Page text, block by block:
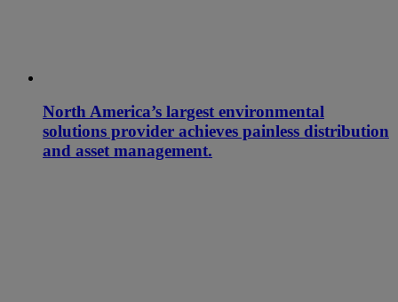
North America’s largest environmental
solutions provider achieves painless distribution
and asset management.